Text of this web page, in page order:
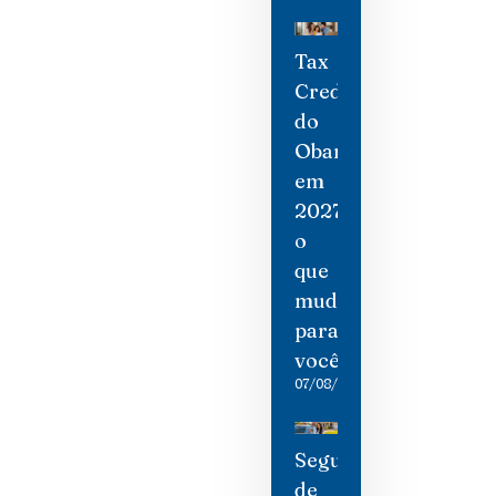
Tax
Credit
do
Obamacare
em
2027:
o
que
mudou
para
você
07/08/2026
Seguro
de